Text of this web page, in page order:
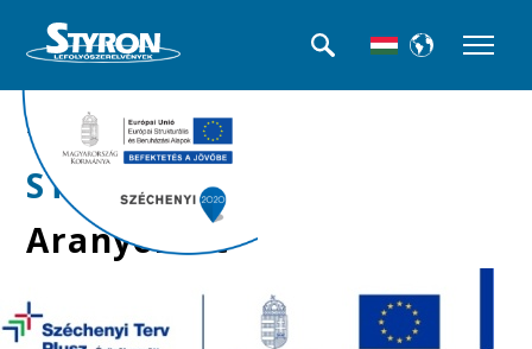
>>Kádszifonok
STY-036-A-2
Aranyozott
forgatógomb
kádszifonhoz